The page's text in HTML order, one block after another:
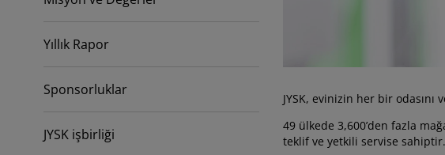
odası mobilyaları
pedleri
çıtaları
ürünleri
mekan aydınlatma
aksesuarları
odası
Yıllık Rapor
Sponsorluklar
JYSK işbirliği
JYSK, evinizin her bir
49 ülkede 3,600’den fazla
teklif ve yetkili servise sahiptir.